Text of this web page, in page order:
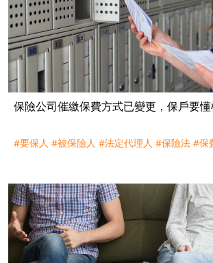
保險公司催繳保費方式已變更，保戶要懂
#要保人 #被保險人 #法定代理人 #保險法 #保